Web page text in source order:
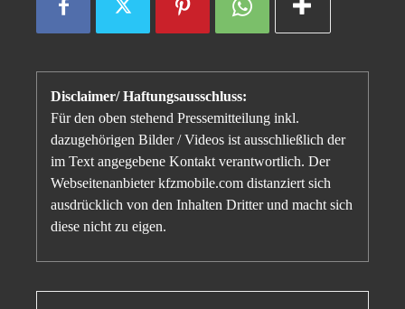
Disclaimer/ Haftungsausschluss:
Für den oben stehend Pressemitteilung inkl.
dazugehörigen Bilder / Videos ist ausschließlich der
im Text angegebene Kontakt verantwortlich. Der
Webseitenanbieter kfzmobile.com distanziert sich
ausdrücklich von den Inhalten Dritter und macht sich
diese nicht zu eigen.